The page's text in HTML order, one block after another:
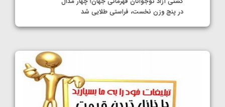
در پنج وزن نخست، فراستی طلایی شد
1405/05/11
کشتی آزاد نوجوانان جهان؛ رقبای نمایندگان
ایران مشخص شدند